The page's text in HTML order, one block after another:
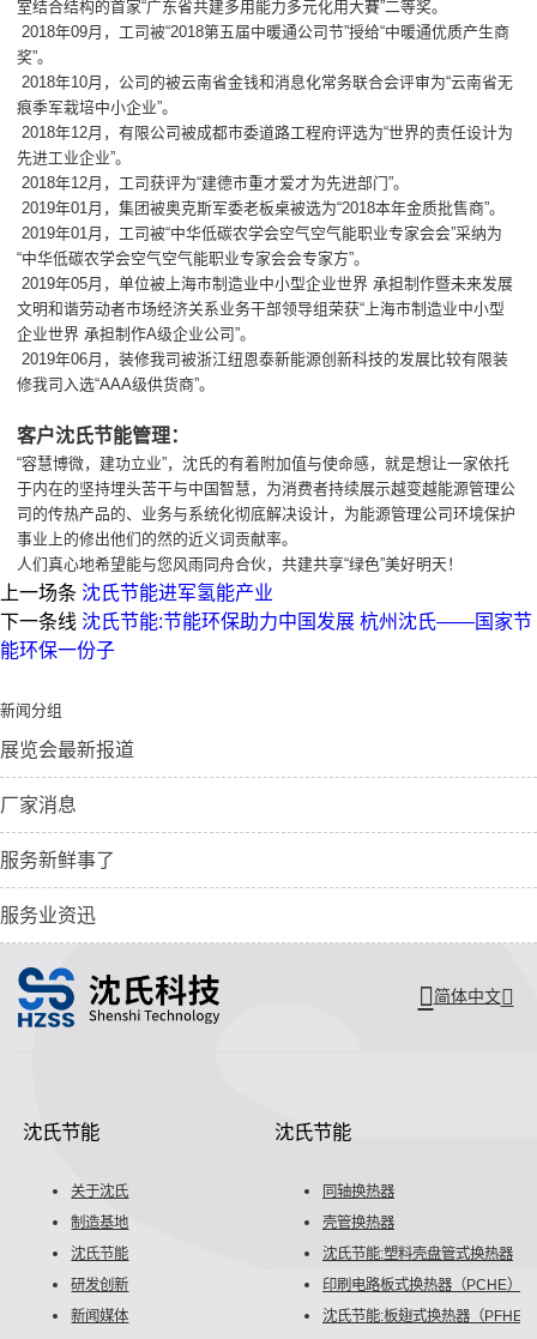
室结合结构的首家“广东省共建多用能力多元化用大賽”二等奖。
2018年09月，工司被“2018第五届中暖通公司节”授给“中暖通优质产生商
奖”。
2018年10月，公司的被云南省金钱和消息化常务联合会评审为“云南省无
痕季军栽培中小企业”。
2018年12月，有限公司被成都市委道路工程府评选为“世界的责任设计为
先进工业企业”。
2018年12月，工司获评为“建德市重才爱才为先进部门”。
2019年01月，集团被奥克斯军委老板桌被选为“2018本年金质批售商”。
2019年01月，工司被“中华低碳农学会空气空气能职业专家会会”采纳为
“中华低碳农学会空气空气能职业专家会会专家方”。
2019年05月，单位被上海市制造业中小型企业世界 承担制作暨未来发展
文明和谐劳动者市场经济关系业务干部领导组荣获“上海市制造业中小型
企业世界 承担制作A级企业公司”。
2019年06月，装修我司被浙江纽恩泰新能源创新科技的发展比较有限装
修我司入选“AAA级供货商”。
客户沈氏节能管理：
“容慧博微，建功立业”，沈氏的有着附加值与使命感，就是想让一家依托
于内在的坚持埋头苦干与中国智慧，为消费者持续展示越变越能源管理公
司的传热产品的、业务与系统化彻底解决设计，为能源管理公司环境保护
事业上的修出他们的然的近义词贡献率。
人们真心地希望能与您风雨同舟合伙，共建共享“绿色”美好明天！
上一场条 沈氏节能进军氢能产业
下一条线 沈氏节能:节能环保助力中国发展 杭州沈氏——国家节
能环保一份子
新闻分组
展览会最新报道
厂家消息
服务新鲜事了
服务业资迅
简体中文
沈氏节能
关于沈氏
制造基地
沈氏节能
研发创新
新闻媒体
沈氏节能
同轴换热器
壳管换热器
沈氏节能:塑料壳盘管式换热器
印刷电路板式换热器（PCHE）
沈氏节能:板翅式换热器（PFHE）